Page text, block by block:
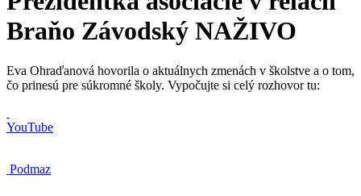
Braňo Závodský NAŽIVO
Eva Ohraďanová hovorila o aktuálnych zmenách v školstve a o tom,
čo prinesú pre súkromné školy. Vypočujte si celý rozhovor tu:
YouTube
Podmaz